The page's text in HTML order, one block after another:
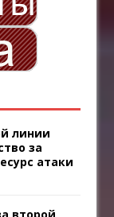
линии
за
атаки